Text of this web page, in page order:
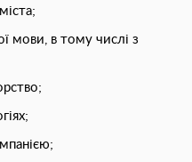
мови, в тому числі з